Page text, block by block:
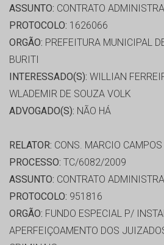
ASSUNTO: CONTRATO
PROTOCOLO: 1626066
ORGÃO: PREFEITURA MUNICIPAL
BURITI
INTERESSADO(S): WILLIAN
WLADEMIR DE SOUZA VOLK
ADVOGADO(S): NÃO HÁ
RELATOR: CONS. MARCIO
PROCESSO: TC/6082/2009
ASSUNTO: CONTRATO
PROTOCOLO: 951816
ORGÃO: FUNDO ESPECIAL P/
APERFEIÇOAMENTO DOS